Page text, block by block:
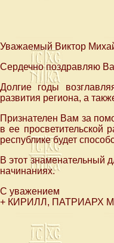
Уважаемый Виктор
Сердечно поздравляю
Долгие годы
развития региона, а
Признателен Вам за
в ее просветительской
республике будет
В этот знаменательный
начинаниях.
С уважением
+ КИРИЛЛ, ПАТРИАРХ